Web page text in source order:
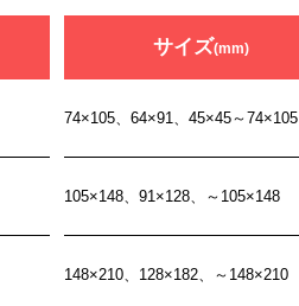
サイズ(mm)
74×105、64×91、45×45～74×105
105×148、91×128、～105×148
148×210、128×182、～148×210